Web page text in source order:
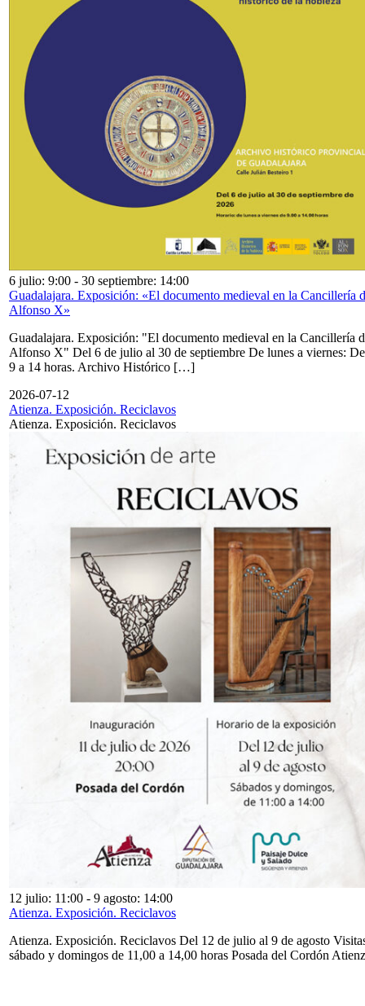
6 julio: 9:00 - 30 septiembre: 14:00
Guadalajara. Exposición: «El documento medieval en la Cancillería
Alfonso X»
Guadalajara. Exposición: "El documento medieval en la Cancillería
Alfonso X" Del 6 de julio al 30 de septiembre De lunes a viernes: De
9 a 14 horas. Archivo Histórico […]
2026-07-12
Atienza. Exposición. Reciclavos
Atienza. Exposición. Reciclavos
12 julio: 11:00 - 9 agosto: 14:00
Atienza. Exposición. Reciclavos
Atienza. Exposición. Reciclavos Del 12 de julio al 9 de agosto
sábado y domingos de 11,00 a 14,00 horas Posada del Cordón